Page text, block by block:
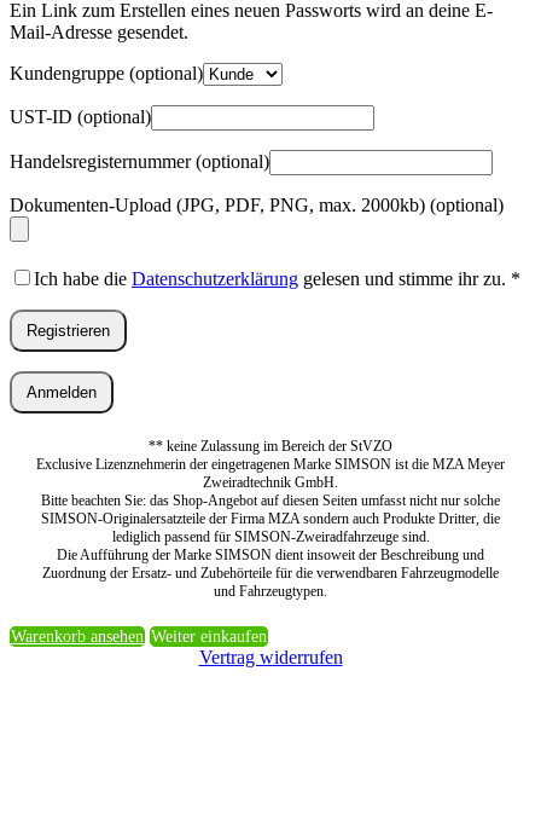
Adresse*
Erforderlich
Ein Link zum Erstellen eines neuen Passworts wird an deine E-
Mail-Adresse gesendet.
Kundengruppe (optional)
UST-ID (optional)
Handelsregisternummer(optional)
Dokumenten-Upload (JPG, PDF, PNG, max. 2000kb) (optional)
Ich habe die Datenschutzerklärung gelesen und stimme ihr zu. *
Registrieren
Anmelden
** keine Zulassung im Bereich der StVZO
Exclusive Lizenznehmerin der eingetragenen Marke SIMSON ist die MZA Meyer
Zweiradtechnik GmbH.
Bitte beachten Sie: das Shop-Angebot auf diesen Seiten umfasst nicht nur solche
SIMSON-Originalersatzteile der Firma MZA sondern auch Produkte Dritter, die
lediglich passend für SIMSON-Zweiradfahrzeuge sind.
Die Aufführung der Marke SIMSON dient insoweit der Beschreibung und
Zuordnung der Ersatz- und Zubehörteile für die verwendbaren Fahrzeugmodelle
und Fahrzeugtypen.
Warenkorb ansehen Weiter einkaufen
Vertrag widerrufen